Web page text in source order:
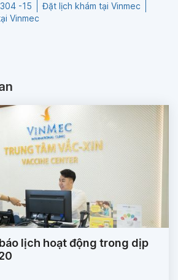
-15
Đặt lịch khám tại Vinmec
Vinmec
lịch hoạt động trong dịp